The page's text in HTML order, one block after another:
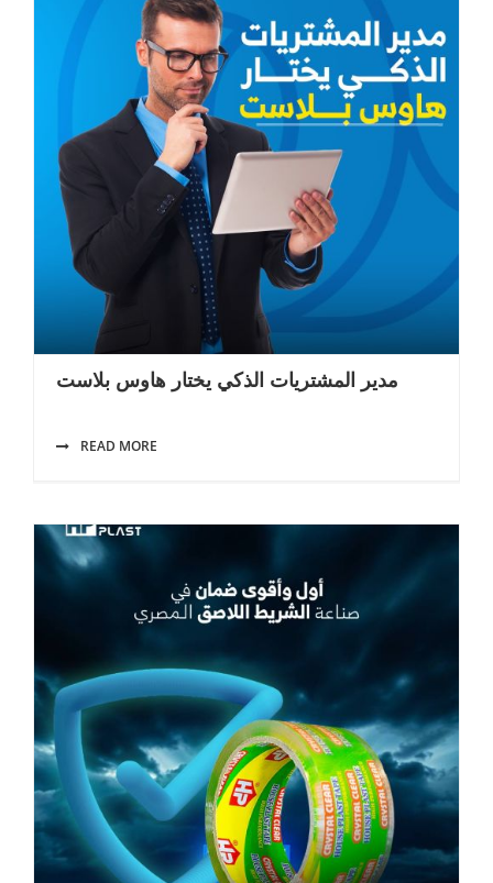
مدير المشتريات الذكي يختار هاوس بلاست
READ MORE